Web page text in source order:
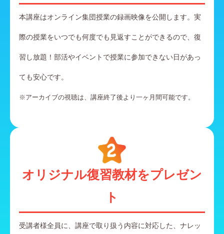
本講座はオンライン集団授業の録画映像を公開します。実
際の授業をいつでも何度でも見返すことができるので、復
習し放題！部活やイベントで授業に参加できない日があっ
ても安心です。
※アーカイブの視聴は、講座終了後より一ヶ月間可能です。
オリジナル復習教材をプレゼン
ト
受講者様全員に、講座で取り扱う内容に対応した、ナレッ